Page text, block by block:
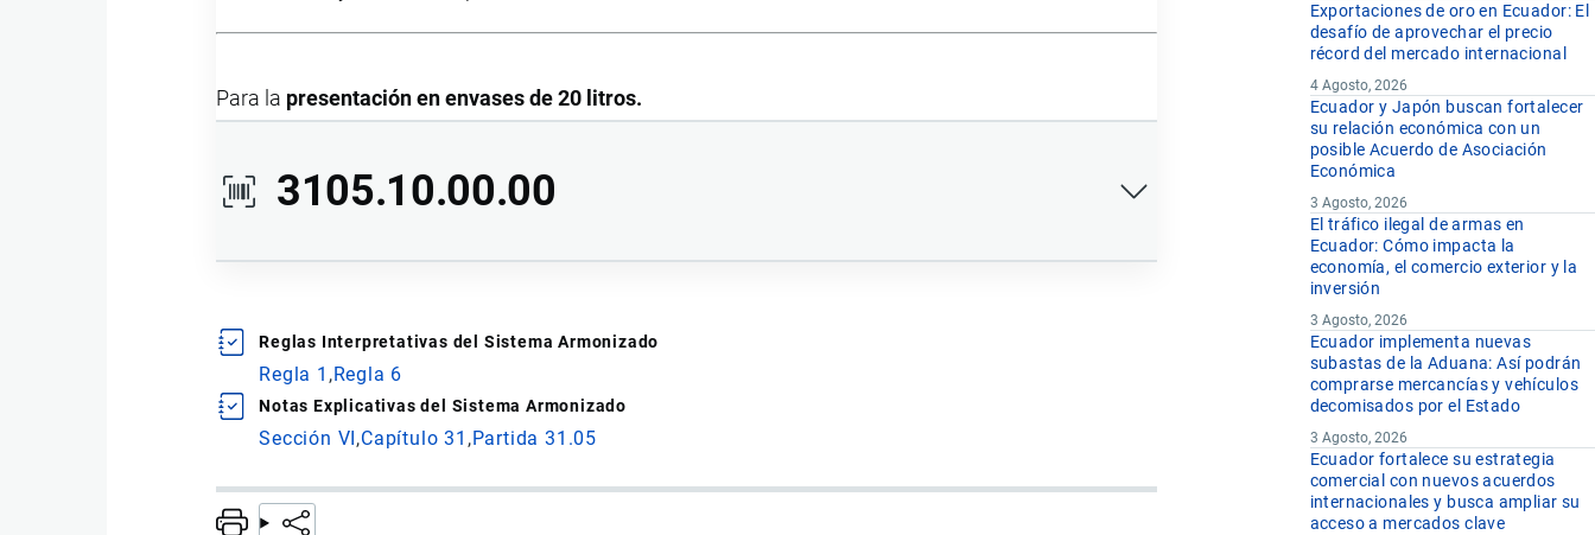
Para la presentación en envases de 20 litros.
3105.10.00.00
Para lapresentación en envases de 5 litros.
Reglas Interpretativas del Sistema Armonizado
Regla 1 Regla 6
Notas Explicativas del Sistema Armonizado
Sección VI Capítulo 31 Partida 31.05
Exportaciones de oro en Ecuador: El
desafío de aprovechar el precio
récord del mercado internacional
4 Agosto, 2026
Ecuador y Japón buscan fortalecer
su relación económica con un
posible Acuerdo de Asociación
Económica
3 Agosto, 2026
El tráfico ilegal de armas en
Ecuador: Cómo impacta la
economía, el comercio exterior y la
inversión
3 Agosto, 2026
Ecuador implementa nuevas
subastas de la Aduana: Así podrán
comprarse mercancías y vehículos
decomisados por el Estado
3 Agosto, 2026
Ecuador fortalece su estrategia
comercial con nuevos acuerdos
internacionales y busca ampliar su
acceso a mercados clave